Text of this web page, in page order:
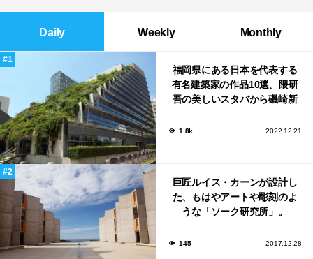
Daily Weekly Monthly
福岡県にある日本を代表する
有名建築家の作品10選。隈研
吾の美しいスタバから磯崎新
1.8k 2022.12.21
巨匠ルイス・カーンが設計し
た、もはやアートや彫刻のよ
うな「ソーク研究所」。
145 2017.12.28